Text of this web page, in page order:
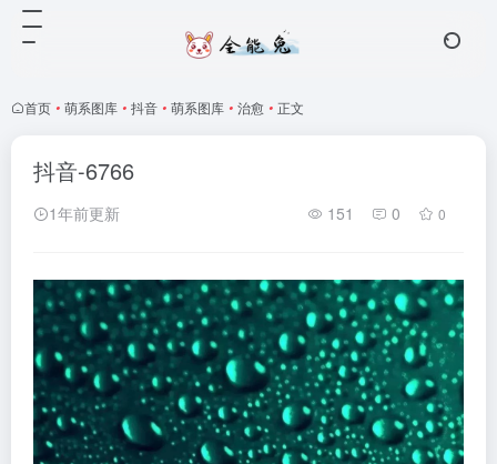
首页 • 萌系图库 • 抖音 • 萌系图库 • 治愈 • 正文
抖音-6766
1年前更新 151 0 0